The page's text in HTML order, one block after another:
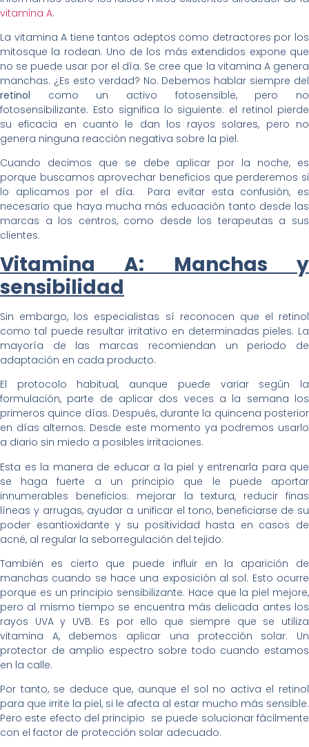
vitamina A.
La vitamina A tiene tantos adeptos como detractores por los
mitosque la rodean. Uno de los más extendidos expone que
no se puede usar por el día. Se cree que la vitamina A genera
manchas. ¿Es esto verdad? No. Debemos hablar siempre del
retinol como un activo fotosensible, pero no
fotosensibilizante. Esto significa lo siguiente: el retinol pierde
su eficacia en cuanto le dan los rayos solares, pero no
genera ninguna reacción negativa sobre la piel.
Cuando decimos que se debe aplicar por la noche, es
porque buscamos aprovechar beneficios que perderemos si
lo aplicamos por el día. Para evitar esta confusión, es
necesario que haya mucha más educación tanto desde las
marcas a los centros, como desde los terapeutas a sus
clientes.
Vitamina A: Manchas y
sensibilidad
Sin embargo, los especialistas sí reconocen que el retinol
como tal puede resultar irritativo en determinadas pieles. La
mayoría de las marcas recomiendan un periodo de
adaptación en cada producto.
El protocolo habitual, aunque puede variar según la
formulación, parte de aplicar dos veces a la semana los
primeros quince días. Después, durante la quincena posterior
en días alternos. Desde este momento ya podremos usarlo
a diario sin miedo a posibles irritaciones.
Esta es la manera de educar a la piel y entrenarla para que
se haga fuerte a un principio que le puede aportar
innumerables beneficios: mejorar la textura, reducir finas
líneas y arrugas, ayudar a unificar el tono, beneficiarse de su
poder esantioxidante y su positividad hasta en casos de
acné, al regular la seborregulación del tejido.
También es cierto que puede influir en la aparición de
manchas cuando se hace una exposición al sol. Esto ocurre
porque es un principio sensibilizante. Hace que la piel mejore,
pero al mismo tiempo se encuentra más delicada antes los
rayos UVA y UVB. Es por ello que siempre que se utiliza
vitamina A, debemos aplicar una protección solar. Un
protector de amplio espectro sobre todo cuando estamos
en la calle.
Por tanto, se deduce que, aunque el sol no activa el retinol
para que irrite la piel, si le afecta al estar mucho más sensible.
Pero este efecto del principio se puede solucionar fácilmente
con el factor de protección solar adecuado.